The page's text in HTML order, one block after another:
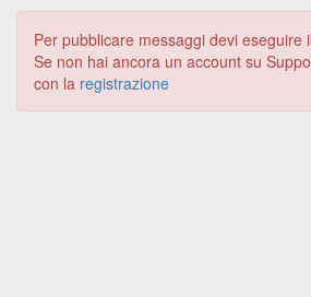
Per pubblicare messaggi devi eseguire il
Se non hai ancora un account su
con la registrazione